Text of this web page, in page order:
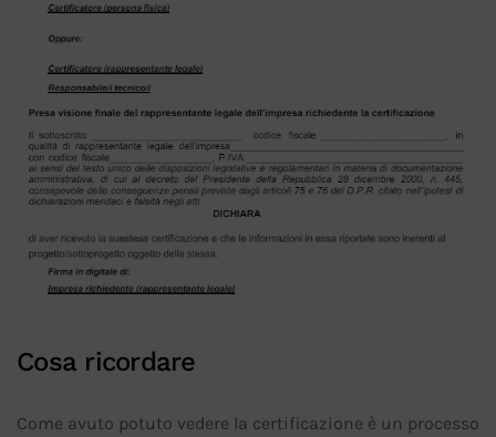
Cosa ricordare
Come avuto potuto vedere la certificazione è un processo